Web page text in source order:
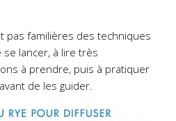
pas familières des techniques
se lancer, à lire très
à prendre, puis à pratiquer
de les guider.